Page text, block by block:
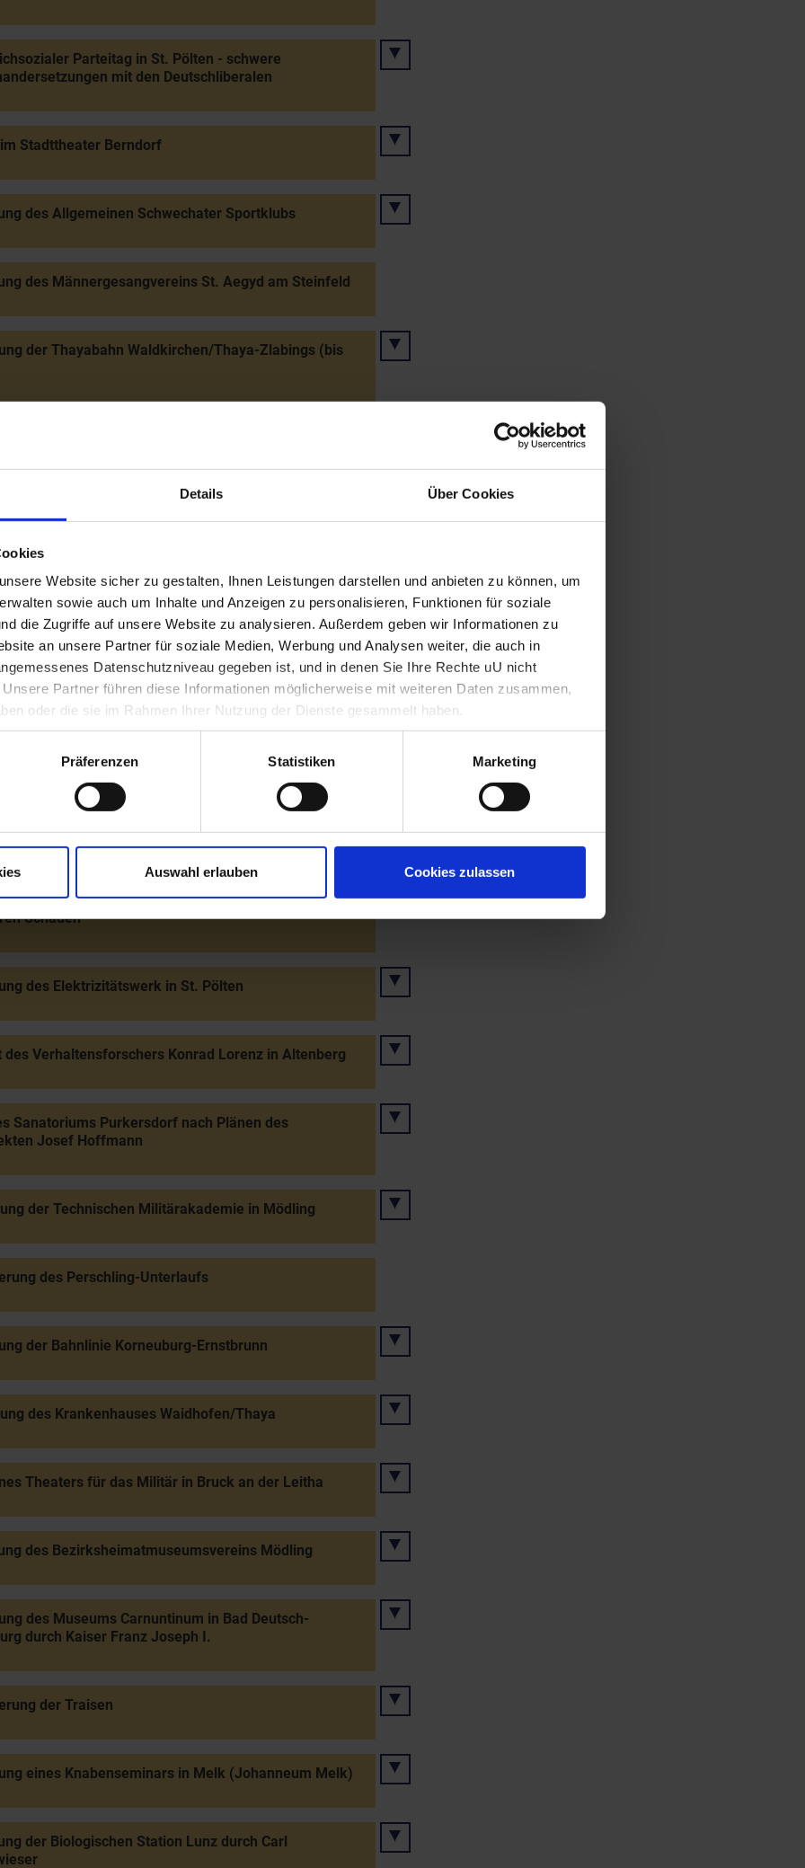
Details Über Cookies
Website sicher zu gestalten, Ihnen Leistungen darstellen und anbieten zu können, um
sowie auch um Inhalte und Anzeigen zu personalisieren, Funktionen für soziale
die Zugriffe auf unsere Website zu analysieren. Außerdem geben wir Informationen zu
an unsere Partner für soziale Medien, Werbung und Analysen weiter, die auch in
Datenschutzniveau gegeben ist, und in denen Sie Ihre Rechte uU nicht
Partner führen diese Informationen möglicherweise mit weiteren Daten zusammen,
oder die sie im Rahmen Ihrer Nutzung der Dienste gesammelt haben.
Präferenzen Statistiken Marketing
Auswahl erlauben Cookies zulassen
Parteitag in St. Pölten - schwere
mit den Deutschliberalen
Stadttheater Berndorf
des Allgemeinen Schwechater Sportklubs
des Männergesangvereins St. Aegyd am Steinfeld
der Thayabahn Waldkirchen/Thaya-Zlabings (bis
neuen Synagoge in Stockerau
der Lokalbahnen Gänserndorf-Gaweinstal und
Groß-Gerungs
der Voith-Maschinenfabrik in St. Pölten
Parteitag in St. Pölten (ca. 2000
der Donau und der südlichen Nebenflüsse mit
Schäden
des Elektrizitätswerk in St. Pölten
des Verhaltensforschers Konrad Lorenz in Altenberg
Sanatoriums Purkersdorf nach Plänen des
Josef Hoffmann
der Technischen Militärakademie in Mödling
des Perschling-Unterlaufs
der Bahnlinie Korneuburg-Ernstbrunn
des Krankenhauses Waidhofen/Thaya
Theaters für das Militär in Bruck an der Leitha
des Bezirksheimatmuseumsvereins Mödling
des Museums Carnuntinum in Bad Deutsch-
durch Kaiser Franz Joseph I.
der Traisen
eines Knabenseminars in Melk (Johanneum Melk)
der Biologischen Station Lunz durch Carl